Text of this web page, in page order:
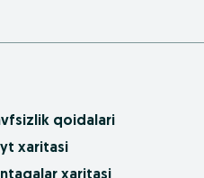
qoidalari
xaritasi
xaritasi